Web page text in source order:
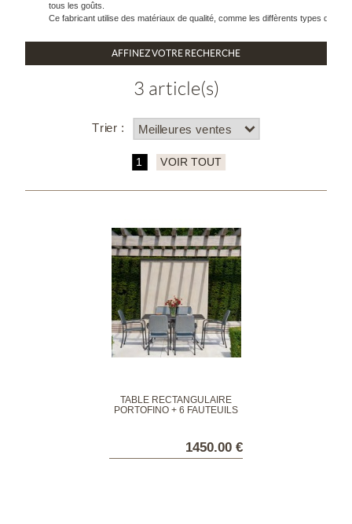
tous les goûts.
Ce fabricant utilise des matériaux de qualité, comme les diffèrents types de
AFFINEZ VOTRE RECHERCHE
3 article(s)
Trier :
1 VOIR TOUT
TABLE RECTANGULAIRE
PORTOFINO + 6 FAUTEUILS
1450.00 €